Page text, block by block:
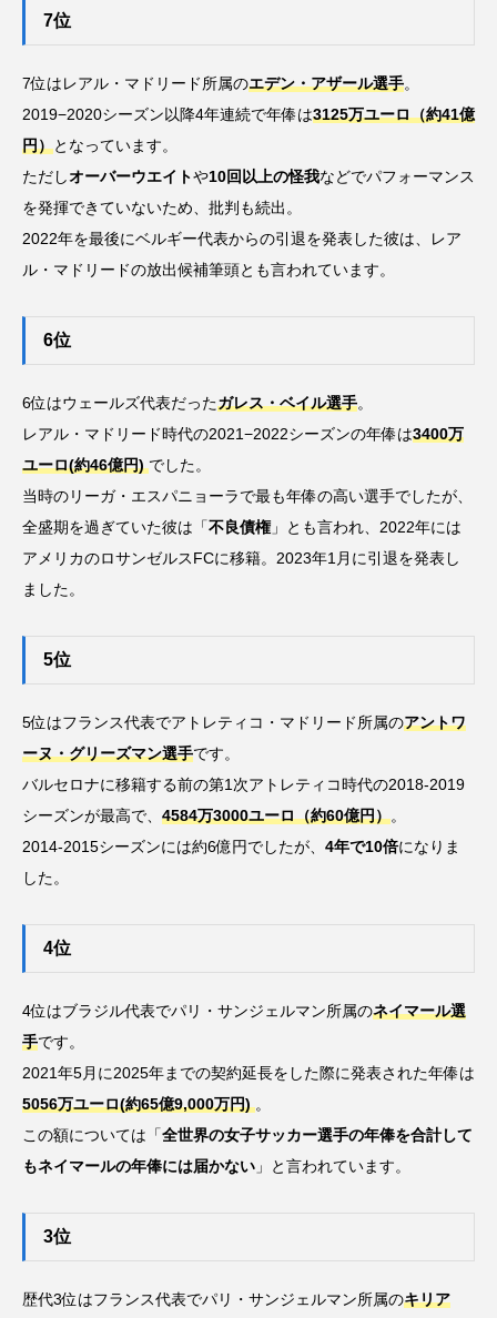
7位
7位はレアル・マドリード所属のエデン・アザール選手。
2019−2020シーズン以降4年連続で年俸は3125万ユーロ（約41億
円）となっています。
ただしオーバーウエイトや10回以上の怪我などでパフォーマンス
を発揮できていないため、批判も続出。
2022年を最後にベルギー代表からの引退を発表した彼は、レア
ル・マドリードの放出候補筆頭とも言われています。
6位
6位はウェールズ代表だったガレス・ベイル選手。
レアル・マドリード時代の2021−2022シーズンの年俸は3400万
ユーロ(約46億円)でした。
当時のリーガ・エスパニョーラで最も年俸の高い選手でしたが、
全盛期を過ぎていた彼は「不良債権」とも言われ、2022年には
アメリカのロサンゼルスFCに移籍。2023年1月に引退を発表し
ました。
5位
5位はフランス代表でアトレティコ・マドリード所属のアントワ
ーヌ・グリーズマン選手です。
バルセロナに移籍する前の第1次アトレティコ時代の2018-2019
シーズンが最高で、 4584万3000ユーロ（約60億円）。
2014-2015シーズンには約6億円でしたが、 4年で10倍になりま
した。
4位
4位はブラジル代表でパリ・サンジェルマン所属のネイマール選
手です。
2021年5月に2025年までの契約延長をした際に発表された年俸は
5056万ユーロ(約65億9,000万円)。
この額については「全世界の女子サッカー選手の年俸を合計して
もネイマールの年俸には届かない 」と言われています。
3位
歴代3位はフランス代表でパリ・サンジェルマン所属のキリア